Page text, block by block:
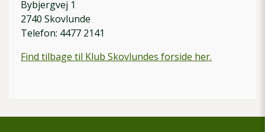
Bybjergvej 1
2740 Skovlunde
Telefon: 4477 2141
Find tilbage til Klub Skovlundes forside her.